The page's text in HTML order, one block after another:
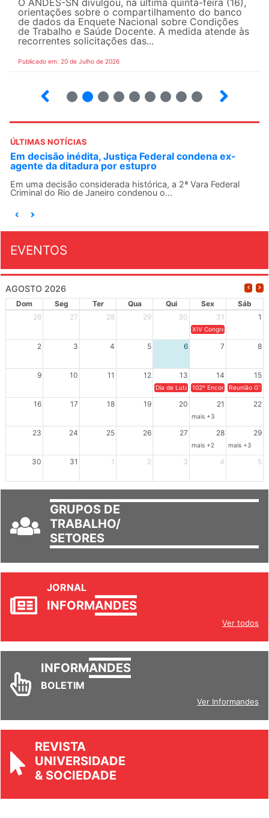
O ANDES-SN divulgou, na última quinta-feira (16),
orientações sobre o compartilhamento do banco
de dados da Enquete Nacional sobre Condições
de Trabalho e Saúde Docente. A medida atende às
recorrentes solicitações das...
Publicado em: 20 de Julho de 2026
ÚLTIMAS NOTÍCIAS
Em decisão inédita, Justiça Federal condena ex-
agente da ditadura por estupro
Em uma decisão considerada histórica, a 2ª Vara Federal
Criminal do Rio de Janeiro condenou o...
EVENTOS
AGOSTO 2026
Dom Seg Ter Qua Qui Sex
Sáb
26
27 28 29 30 31 1
XIV Congresso Brasileiro
2 3 4 5 6 7 8
9 10 11 12 13 14 15
Dia de Luta em Defesa de Cuba e da
102º Encontro da
Reunião
16 17 18 19 20 21 22
mais +3
23 24 25 26 27 28 29
mais +2 mais +3
30 31 1 2 3 4 5
GRUPOS DE
TRABALHO/
SETORES
JORNAL
INFORMANDES
Ver todos
INFORMANDES
BOLETIM
Ver Informandes
REVISTA
UNIVERSIDADE
& SOCIEDADE